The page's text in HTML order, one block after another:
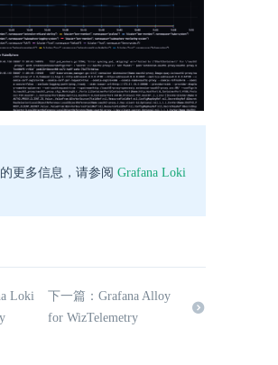
更多信息，请参阅 Grafana Loki
Loki
下一篇：Grafana Alloy
for WizTelemetry